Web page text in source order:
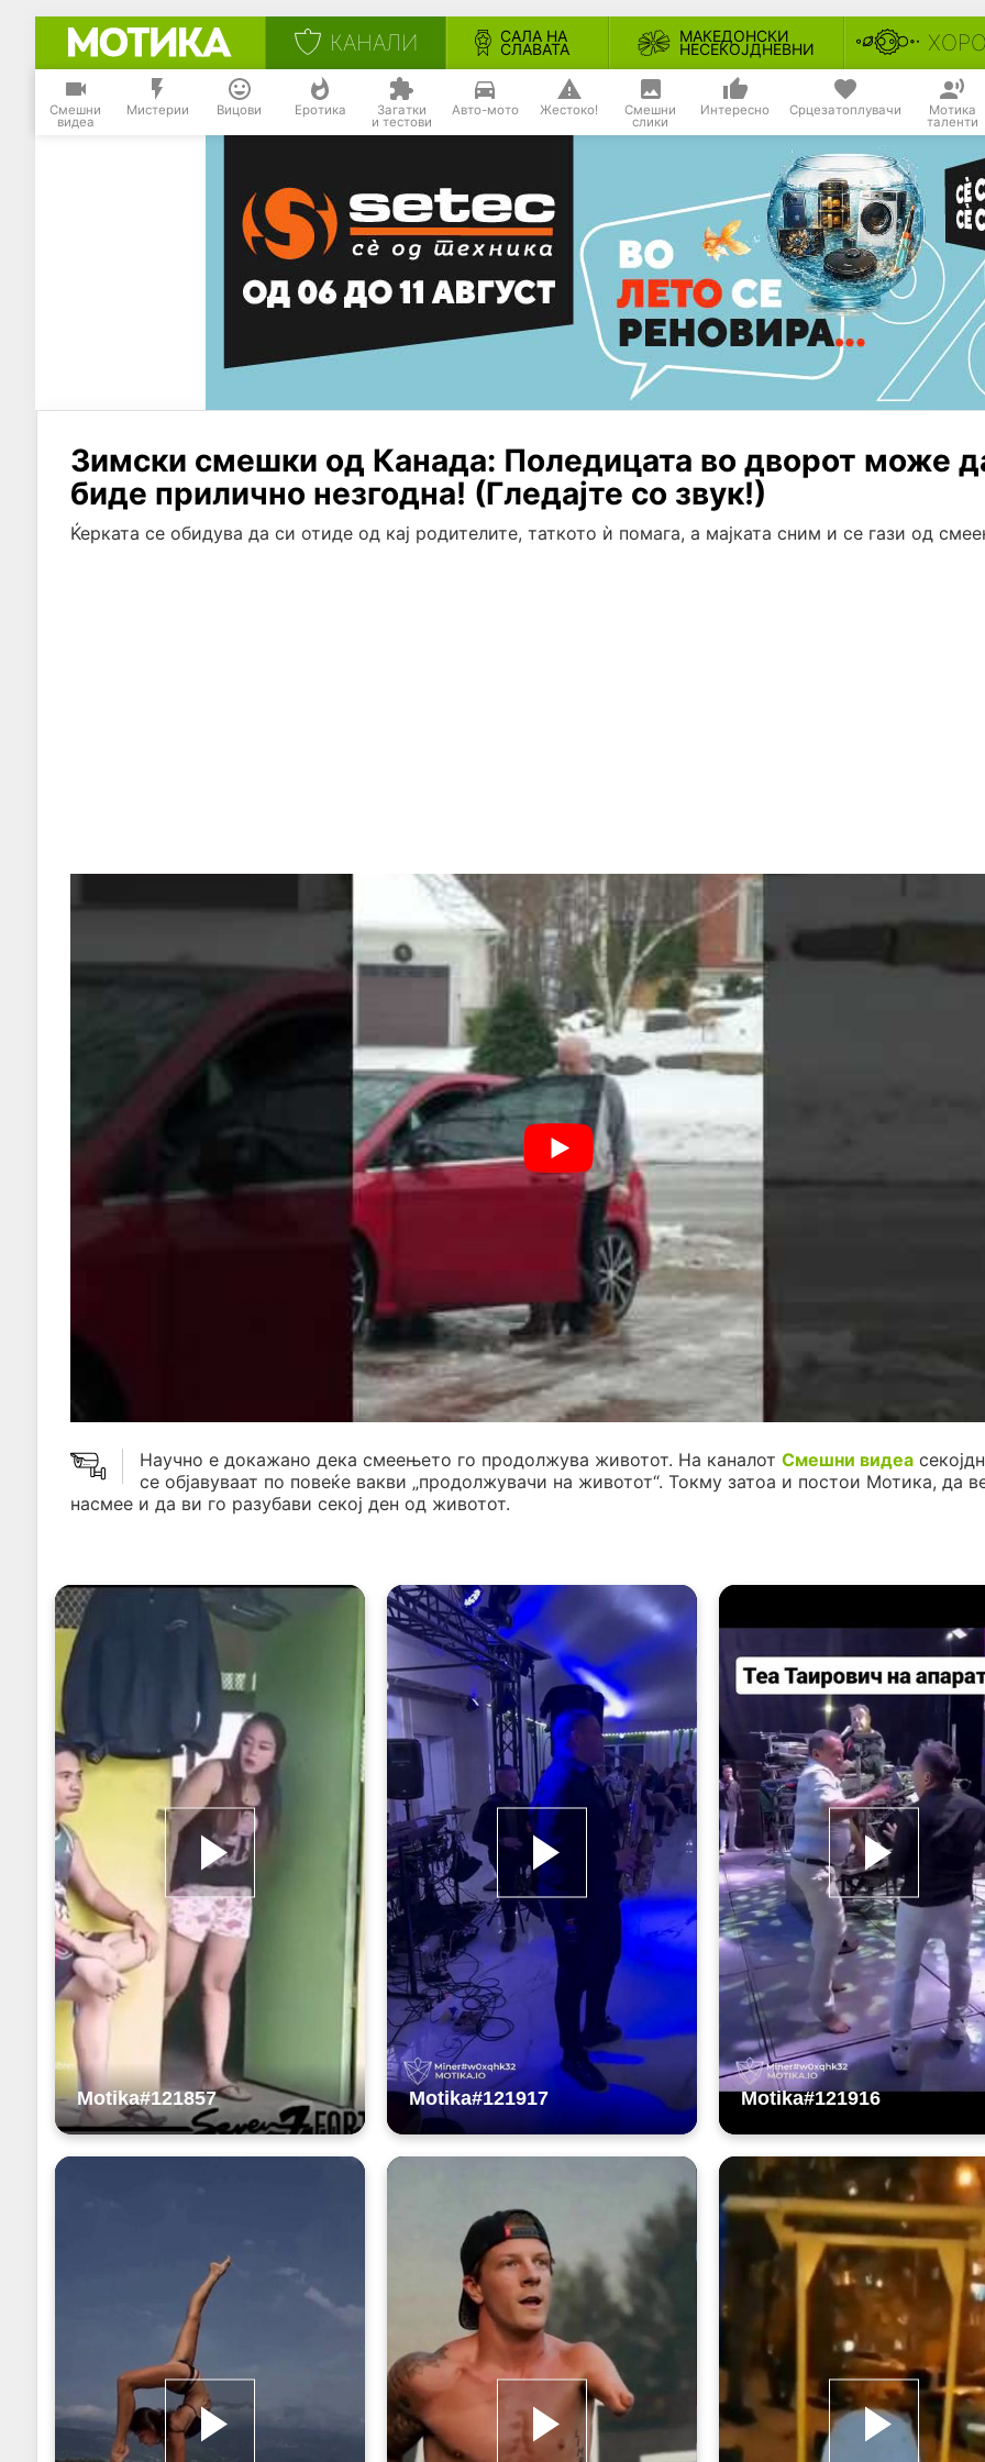
КАНАЛИ САЛА НА
СЛАВАТА
МАКЕДОНСКИ
НЕСЕКОЈДНЕВНИ
Смешни
видеа
Мистерии Вицови Еротика Загатки
и тестови
Авто-мото Жестоко! Смешни
слики
Интересно Срцезатоплувачи Мотика
таленти
Зимски смешки од Канада: Поледицата во дворот може
биде прилично незгодна! (Гледајте со звук!)
Ќерката се обидува да си отиде од кај родителите, таткото ѝ помага, а мајката сним и се гази од
Научно е докажано дека смеењето го продолжува животот. На каналот Смешни видеа
се објавуваат по повеќе вакви „продолжувачи на животот“. Токму затоа и постои Мотика, да
насмее и да ви го разубави секој ден од животот.